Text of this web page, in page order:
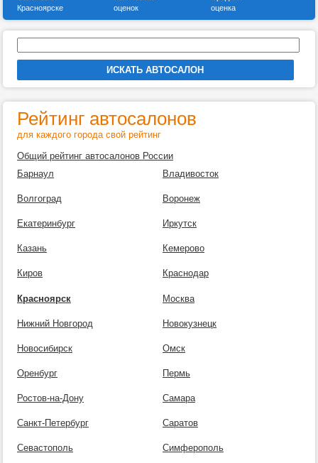
Красноярске
оценок
оценка
Рейтинг автосалонов
для каждого города свой рейтинг
Общий рейтинг автосалонов России
Барнаул
Владивосток
Волгоград Воронеж
Екатеринбург Иркутск
Казань Кемерово
Киров Краснодар
Красноярск Москва
Нижний Новгород Новокузнецк
Новосибирск Омск
Оренбург Пермь
Ростов-на-Дону Самара
Санкт-Петербург Саратов
Севастополь Симферополь